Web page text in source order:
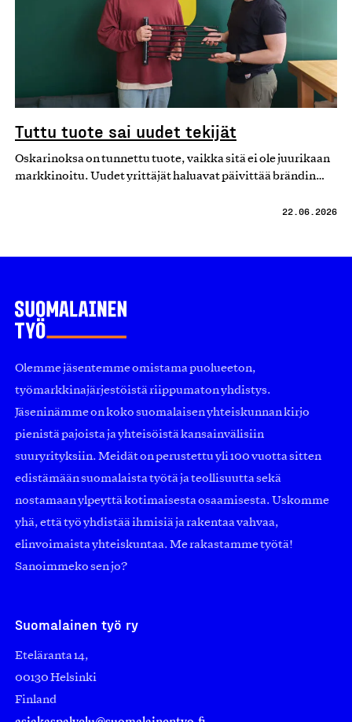
Tuttu tuote sai uudet tekijät
Oskarinoksa on tunnettu tuote, vaikka sitä ei ole juurikaan
markkinoitu. Uudet yrittäjät haluavat päivittää brändin…
22.06.2026
Olemme jäsentemme omistama puolueeton,
työmarkkinajärjestöistä riippumaton yhdistys.
Jäseninämme on koko suomalaisen yhteiskunnan kirjo
pienistä pajoista ja yhteisöistä kansainvälisiin
suuryrityksiin. Meidät on perustettu yli 100 vuotta sitten
edistämään suomalaista työtä ja teollisuutta sekä
nostamaan ylpeyttä kotimaisesta osaamisesta. Uskomme
yhä, että työ yhdistää ihmisiä ja rakentaa vahvaa,
elinvoimaista yhteiskuntaa. Me rakastamme työtä!
Sanoimmeko sen jo?
Suomalainen työ ry
Eteläranta 14,
00130 Helsinki
Finland